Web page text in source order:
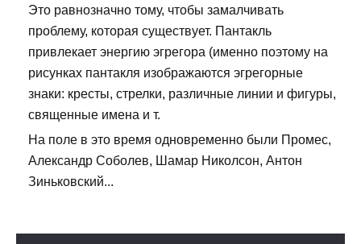
Это равнозначно тому, чтобы замалчивать
проблему, которая существует. Пантакль
привлекает энергию эгрегора (именно поэтому на
рисунках пантакля изображаются эгрегорные
знаки: кресты, стрелки, различные линии и фигуры,
священные имена и т.
На поле в это время одновременно были Промес,
Александр Соболев, Шамар Николсон, Антон
Зиньковский...